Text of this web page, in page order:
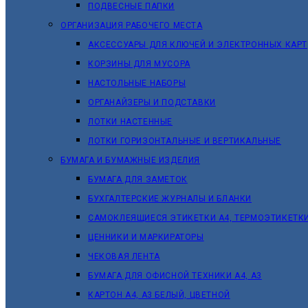
ПОДВЕСНЫЕ ПАПКИ
ОРГАНИЗАЦИЯ РАБОЧЕГО МЕСТА
АКСЕССУАРЫ ДЛЯ КЛЮЧЕЙ И ЭЛЕКТРОННЫХ КАРТ
КОРЗИНЫ ДЛЯ МУСОРА
НАСТОЛЬНЫЕ НАБОРЫ
ОРГАНАЙЗЕРЫ И ПОДСТАВКИ
ЛОТКИ НАСТЕННЫЕ
ЛОТКИ ГОРИЗОНТАЛЬНЫЕ И ВЕРТИКАЛЬНЫЕ
БУМАГА И БУМАЖНЫЕ ИЗДЕЛИЯ
БУМАГА ДЛЯ ЗАМЕТОК
БУХГАЛТЕРСКИЕ ЖУРНАЛЫ И БЛАНКИ
САМОКЛЕЯЩИЕСЯ ЭТИКЕТКИ А4,
ЦЕННИКИ И МАРКИРАТОРЫ
ЧЕКОВАЯ ЛЕНТА
БУМАГА ДЛЯ ОФИСНОЙ ТЕХНИКИ А4, А3
КАРТОН А4, А3 БЕЛЫЙ, ЦВЕТНОЙ